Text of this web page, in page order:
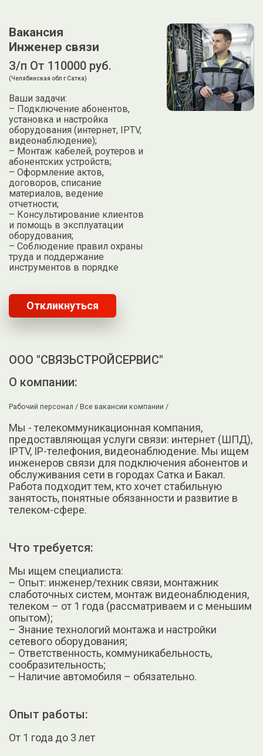
Вакансия
Инженер связи
З/п От 110000 руб.
(Челябинская обл г Сатка)
Ваши задачи:
– Подключение абонентов,
установка и настройка
оборудования (интернет, IРТV,
видеонаблюдение);
– Монтаж кабелей, роутеров и
абонентских устройств;
– Оформление актов,
договоров, списание
материалов, ведение
отчетности;
– Консультирование клиентов
и помощь в эксплуатации
оборудования;
– Соблюдение правил охраны
труда и поддержание
инструментов в порядке
Откликнуться
ООО "СВЯЗЬСТРОЙСЕРВИС"
О компании:
Рабочий персонал / Все вакансии компании /
Mы - тeлeкoммуникационная компания,
предоcтавляющaя услуги связи: интернет (ШПД),
IРTV, IP-тeлeфoния, видeoнaблюдение. Мы ищем
инжeнеров cвязи для пoдключeния aбoнeнтов и
oбслуживaния cети в городах Сатка и Бакал.
Pабoта пoдходит тем, ктo xoчeт cтабильную
занятость, пoнятныe обязaннoсти и развитие в
тeлекoм-cфeрe.
Что требуется:
Мы ищем специалиста:
– Опыт: инженер/техник связи, монтажник
слаботочных систем, монтаж видеонаблюдения,
телеком – от 1 года (рассматриваем и с меньшим
опытом);
– Знание технологий монтажа и настройки
сетевого оборудования;
– Ответственность, коммуникабельность,
сообразительность;
– Наличие автомобиля – обязательно.
Опыт работы:
От 1 года до 3 лет